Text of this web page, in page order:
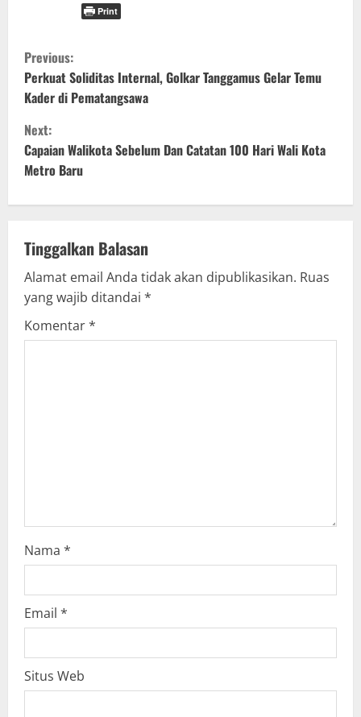
Print
C
o
n
t
i
u
e
R
g
Previous:
Perkuat Soliditas Internal, Golkar Tanggamus Gelar Temu
Kader di Pematangsawa
Next:
Capaian Walikota Sebelum Dan Catatan 100 Hari Wali Kota
Metro Baru
Tinggalkan Balasan
Alamat email Anda tidak akan dipublikasikan. Ruas
yang wajib ditandai *
Komentar*
Nama *
Email *
Situs Web